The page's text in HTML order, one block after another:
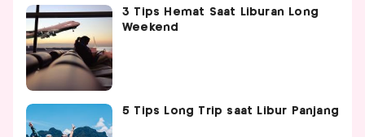
3 Tips Hemat Saat Liburan Long
Weekend
5 Tips Long Trip saat Libur Panjang